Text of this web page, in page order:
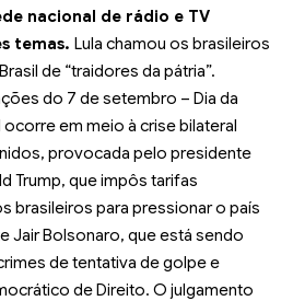
nacional de rádio e TV
temas. Lula chamou os brasileiros
de “traidores da pátria”.
do 7 de setembro – Dia da
em meio à crise bilateral
provocada pelo presidente
Trump, que impôs tarifas
brasileiros para pressionar o país
Jair Bolsonaro, que está sendo
de tentativa de golpe e
de Direito. O julgamento